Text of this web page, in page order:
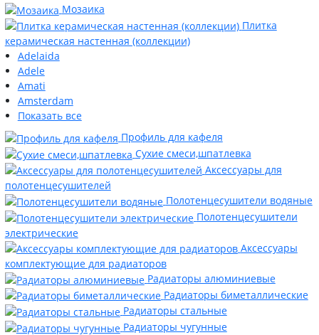
Мозаика
Плитка
керамическая настенная (коллекции)
Adelaida
Adele
Amati
Amsterdam
Показать все
Профиль для кафеля
Сухие смеси,шпатлевка
Аксессуары для
полотенцесушителей
Полотенцесушители водяные
Полотенцесушители
электрические
Аксессуары
комплектующие для радиаторов
Радиаторы алюминиевые
Радиаторы биметаллические
Радиаторы стальные
Радиаторы чугунные